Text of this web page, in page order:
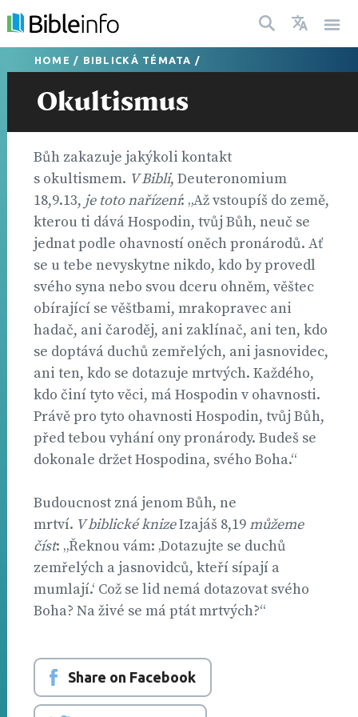
HOME / BIBLICKÁ TÉMATA /
Okultismus
Bůh zakazuje jakýkoli kontakt
s okultismem. V Bibli, Deuteronomium
18,9.13, je toto nařízení: „Až vstoupíš do země,
kterou ti dává Hospodin, tvůj Bůh, neuč se
jednat podle ohavností oněch pronárodů. Ať
se u tebe nevyskytne nikdo, kdo by provedl
svého syna nebo svou dceru ohněm, věštec
obírající se věštbami, mrakopravec ani
hadač, ani čaroděj, ani zaklínač, ani ten, kdo
se doptává duchů zemřelých, ani jasnovidec,
ani ten, kdo se dotazuje mrtvých. Každého,
kdo činí tyto věci, má Hospodin v ohavnosti.
Právě pro tyto ohavnosti Hospodin, tvůj Bůh,
před tebou vyhání ony pronárody. Budeš se
dokonale držet Hospodina, svého Boha.“
Budoucnost zná jenom Bůh, ne
mrtví. V biblické knizeIzajáš 8,19 můžeme
číst: „Řeknou vám: ‚Dotazujte se duchů
zemřelých a jasnovidců, kteří sípají a
mumlají.‘ Což se lid nemá dotazovat svého
Boha? Na živé se má ptát mrtvých?“
Share on Facebook